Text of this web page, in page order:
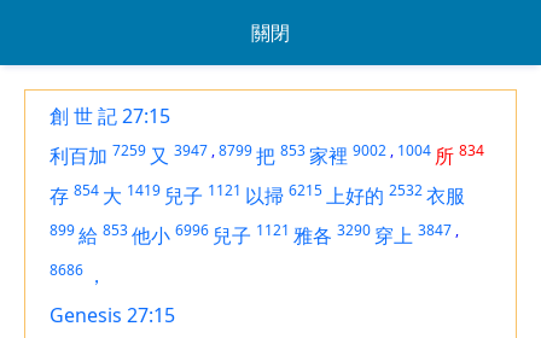
關閉
創 世 記 27:15
利百加 7259 又 3947 ,8799把 853家裡 9002 , 1004 所 834
存 854 大 1419 兒子 1121 以掃 6215上好的 2532衣服
899給 853他小 6996 兒子 1121 雅各 3290 穿上 3847 ,
8686 ，
Genesis 27:15